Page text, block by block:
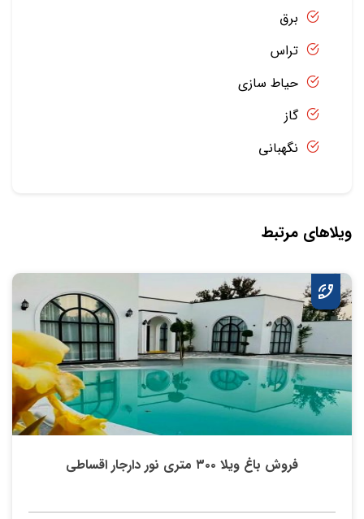
برق
تراس
حیاط سازی
گاز
نگهبانی
ویلاهای مرتبط
فروش باغ ویلا ۳۰۰ متری نور دارجار اقساطی